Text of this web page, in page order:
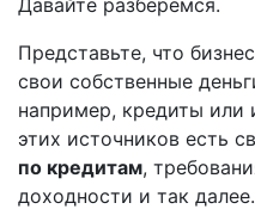
Давайте разберемся.
Представьте, что
свои собственные
например, кредиты или
этих источников есть
по кредитам,
доходности и так